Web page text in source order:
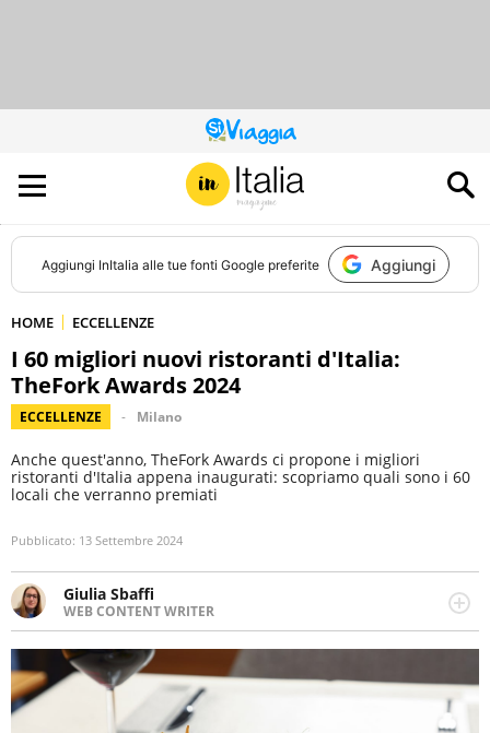
QUESTO
SITO
CONTRIBUISCE
ALL’AUDIENCE
DI
Aggiungi InItalia alle tue fonti Google preferite Aggiungi
HOME ECCELLENZE
I 60 migliori nuovi ristoranti d'Italia:
TheFork Awards 2024
ECCELLENZE Milano
Anche quest'anno, TheFork Awards ci propone i migliori
ristoranti d'Italia appena inaugurati: scopriamo quali sono i 60
locali che verranno premiati
Pubblicato: 13 Settembre 2024
Giulia Sbaffi
WEB CONTENT WRITER
Web content writer appassionata di belle storie e di
viaggi, scrive da quando ne ha memoria. Curiosa per
natura, le piace tenersi informata su ciò che accade
intorno a lei.